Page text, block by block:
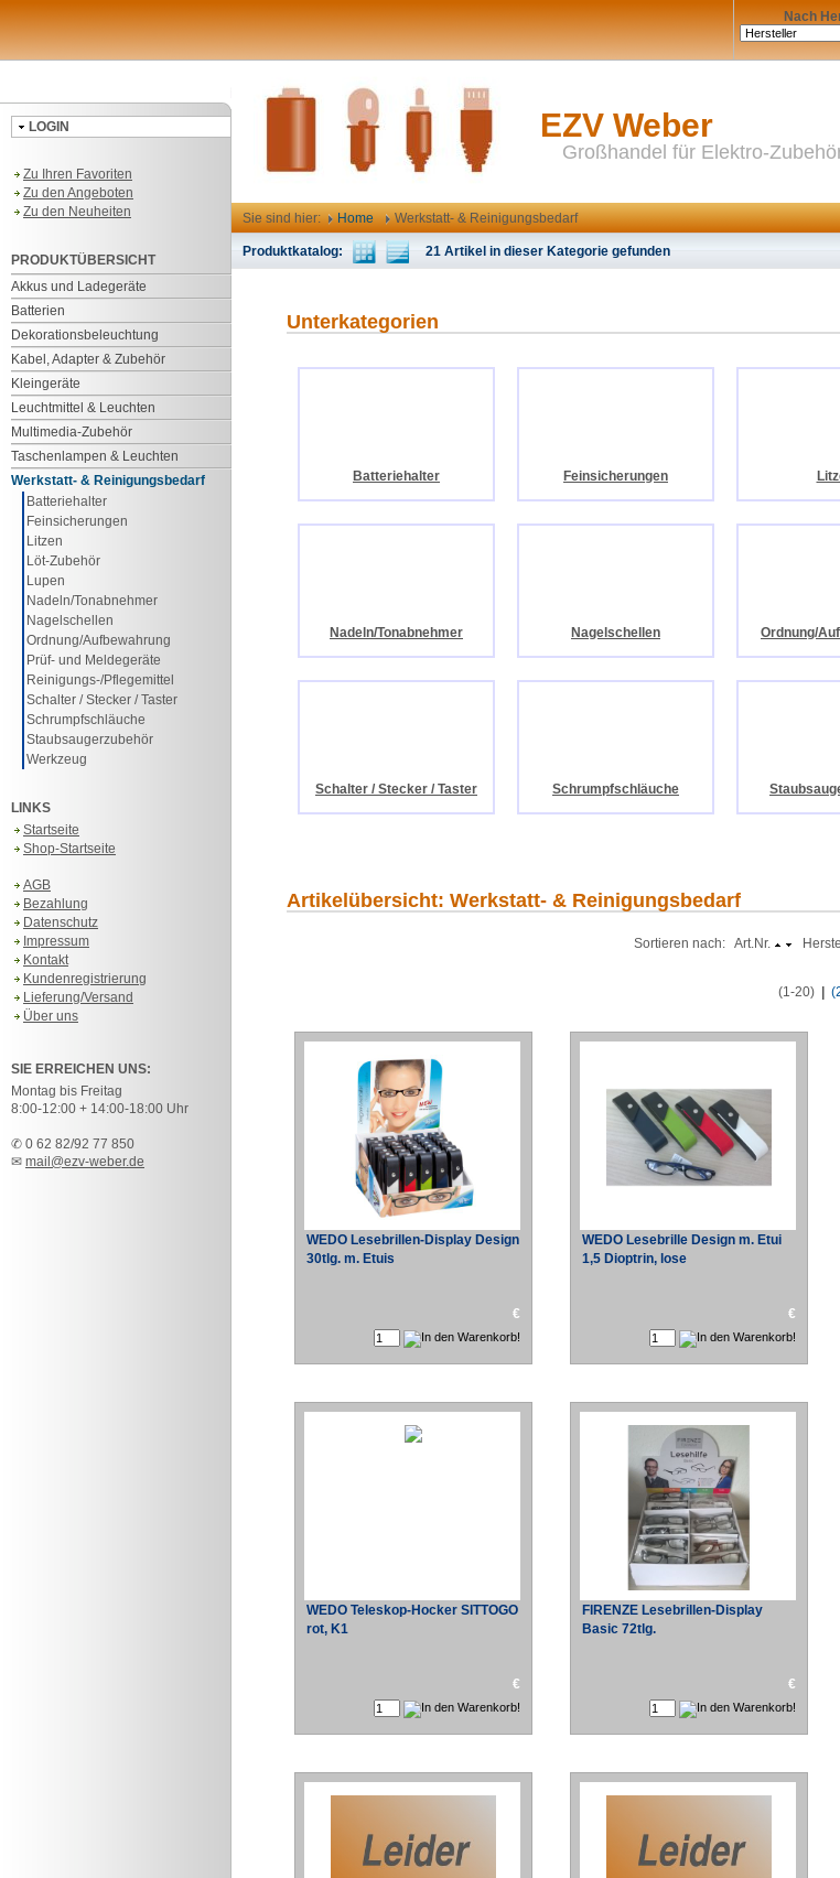
Nach
LOGIN
Zu Ihren Favoriten
Zu den Angeboten
Zu den Neuheiten
PRODUKTÜBERSICHT
Akkus und Ladegeräte
Batterien
Dekorationsbeleuchtung
Kabel, Adapter & Zubehör
Kleingeräte
Leuchtmittel & Leuchten
Multimedia-Zubehör
Taschenlampen & Leuchten
Werkstatt- & Reinigungsbedarf
Batteriehalter
Feinsicherungen
Litzen
Löt-Zubehör
Lupen
Nadeln/Tonabnehmer
Nagelschellen
Ordnung/Aufbewahrung
Prüf- und Meldegeräte
Reinigungs-/Pflegemittel
Schalter / Stecker / Taster
Schrumpfschläuche
Staubsaugerzubehör
Werkzeug
LINKS
Startseite
Shop-Startseite
AGB
Bezahlung
Datenschutz
Impressum
Kontakt
Kundenregistrierung
Lieferung/Versand
Über uns
SIE ERREICHEN UNS:
Montag bis Freitag
8:00-12:00 + 14:00-18:00 Uhr
✆ 0 62 82/92 77 850
✉ mail@ezv-weber.de
EZV Weber
Großhandel für Elektro-
Sie sind hier: Home Werkstatt- & Reinigungsbedarf
Produktkatalog: 21 Artikel in dieser Kategorie gefunden
Unterkategorien
Batteriehalter Feinsicherungen
Nadeln/Tonabnehmer Nagelschellen Ordnung/
Schalter / Stecker / Taster Schrumpfschläuche
Artikelübersicht: Werkstatt- & Reinigungsbedarf
Sortieren nach: Art.Nr.
(1-20)
WEDO Lesebrillen-Display Design
30tlg. m. Etuis
€
WEDO Lesebrille Design m. Etui
1,5 Dioptrin, lose
€
WEDO Teleskop-Hocker SITTOGO
rot, K1
€
FIRENZE Lesebrillen-Display
Basic 72tlg.
€